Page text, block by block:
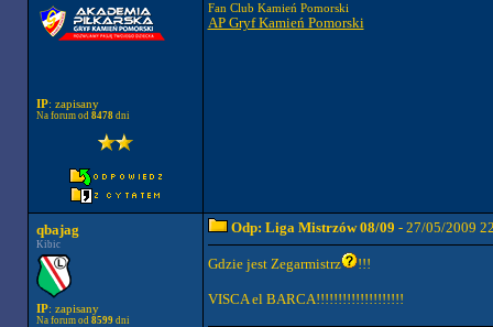
IP: zapisany
Na forum od 8478dni
Fan Club Kamień Pomorski
AP Gryf Kamień Pomorski
qbajag
Kibic
IP: zapisany
Na forum od 8599dni
Odp: Liga Mistrzów 08/09 - 27/05/2009
Gdzie jest Zegarmistrz !!!
VISCA el BARCA!!!!!!!!!!!!!!!!!!!!